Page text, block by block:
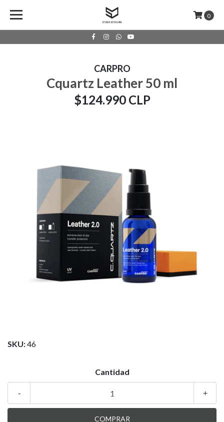
0
CARPRO
Cquartz Leather 50 ml
$124.990 CLP
SKU:46
Cantidad
+
-